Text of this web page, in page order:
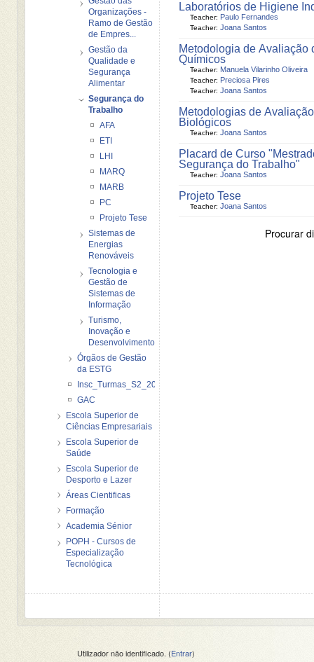
Laboratórios de Higiene
Teacher: Paulo Fernandes
Teacher: Joana Santos
Metodologia de Avaliação
Químicos
Teacher: Manuela Vilarinho Oliveira
Teacher: Preciosa Pires
Teacher: Joana Santos
Metodologias de
Biológicos
Teacher: Joana Santos
Placard de Curso
Segurança do Trabalho"
Teacher: Joana Santos
Projeto Tese
Teacher: Joana Santos
Procurar
Organizações -
Ramo de Gestão
de Empres...
Gestão da
Qualidade e
Segurança
Alimentar
Segurança do
Trabalho
AFA
ETI
LHI
MARQ
MARB
PC
Projeto Tese
Sistemas de
Energias
Renováveis
Tecnologia e
Gestão de
Sistemas de
Informação
Turismo,
Inovação e
Desenvolvimento
Órgãos de Gestão
da ESTG
Insc_Turmas_S2_2012_2013
GAC
Escola Superior de
Ciências Empresariais
Escola Superior de
Saúde
Escola Superior de
Desporto e Lazer
Áreas Cientificas
Formação
Academia Sénior
POPH - Cursos de
Especialização
Tecnológica
Utilizador não identificado. (Entrar)